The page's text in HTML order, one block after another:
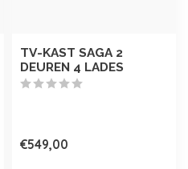
TV-KAST SAGA 2
DEUREN 4 LADES
€549,00